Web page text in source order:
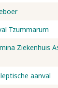
Tzummarum
Ziekenhuis
aanval